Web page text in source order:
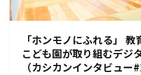
「ホンモノにふれる」
こども園が取り組むデジ
（カシカンインタビュー